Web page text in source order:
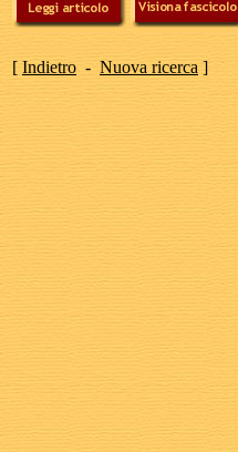
[ Indietro - Nuova ricerca ]